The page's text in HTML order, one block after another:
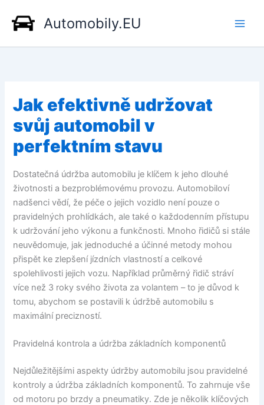
obsah
Automobily.EU
Jak efektivně udržovat
svůj automobil v
perfektním stavu
Dostatečná údržba automobilu je klíčem k jeho dlouhé
životnosti a bezproblémovému provozu. Automobiloví
nadšenci vědí, že péče o jejich vozidlo není pouze o
pravidelných prohlídkách, ale také o každodenním přístupu
k udržování jeho výkonu a funkčnosti. Mnoho řidičů si stále
neuvědomuje, jak jednoduché a účinné metody mohou
přispět ke zlepšení jízdních vlastností a celkové
spolehlivosti jejich vozu. Například průměrný řidič stráví
více než 3 roky svého života za volantem – to je důvod k
tomu, abychom se postavili k údržbě automobilu s
maximální precizností.
Pravidelná kontrola a údržba základních komponentů
Nejdůležitějšími aspekty údržby automobilu jsou pravidelné
kontroly a údržba základních komponentů. To zahrnuje vše
od motoru po brzdy a pneumatiky. Zde je několik klíčových